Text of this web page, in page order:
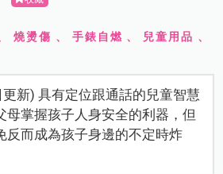
燒燙傷 、 手錶自燃 、 兒童用品 、
新) 具有定位跟通話的兒童智慧
母掌握孩子人身安全的利器，但
反而成為孩子身邊的不定時炸